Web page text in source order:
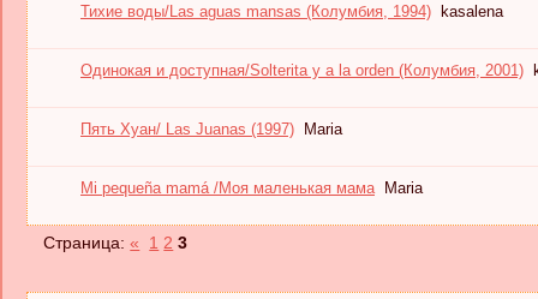
Тихие воды/Las aguas mansas (Колумбия, 1994) kasalena
Одинокая и доступная/Solterita y a la orden (Колумбия, 2001)
Пять Хуан/ Las Juanas (1997) Maria
Mi pequeña mamá /Моя маленькая мама Maria
Страница:« 1 2 3